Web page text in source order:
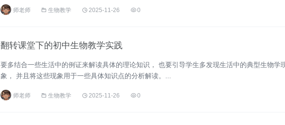
师老师 生物教学 2025-11-26 0
翻转课堂下的初中生物教学实践
要多结合一些生活中的例证来解读具体的理论知识， 也要引导学生多发现生活中的典型生物学
象， 并且将这些现象用于一些具体知识点的分析解读。...
师老师 生物教学 2025-11-26 0